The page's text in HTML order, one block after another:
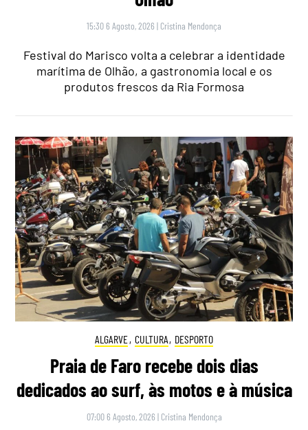
15:30 6 Agosto, 2026 | Cristina Mendonça
Festival do Marisco volta a celebrar a identidade
marítima de Olhão, a gastronomia local e os
produtos frescos da Ria Formosa
ALGARVE, CULTURA, DESPORTO
Praia de Faro recebe dois dias
dedicados ao surf, às motos e à música
07:00 6 Agosto, 2026 | Cristina Mendonça